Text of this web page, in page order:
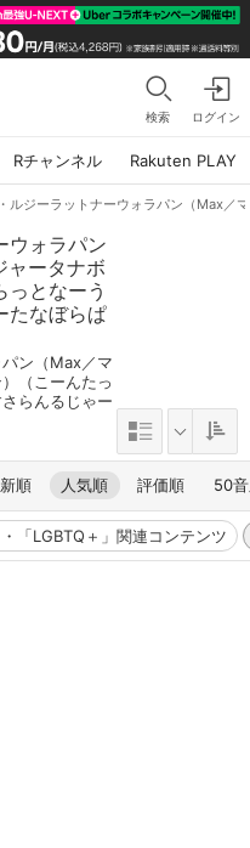
検索 ログイン
Rチャンネル Rakuten PLAY
ルジーラットナーウォラパン（Max／
ウォラパン
ャータナボ
っとなーう
たなぼらぱ
ン（Max／マ
（こーんたっ
らんるじゃー
順 人気順 評価順 50
「LGBTQ＋」関連コンテンツ